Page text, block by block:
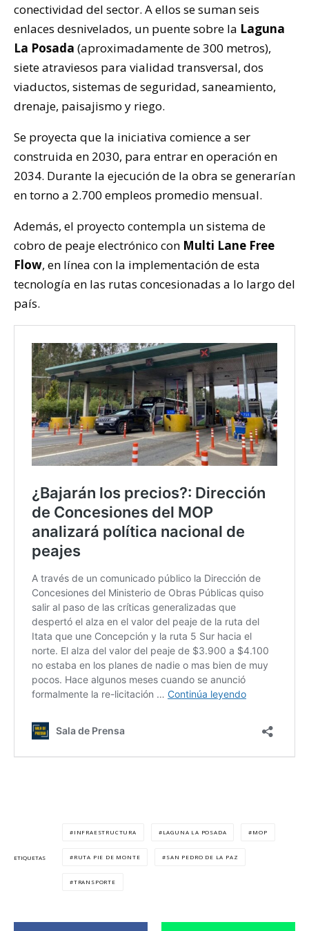
conectividad del sector. A ellos se suman seis
enlaces desnivelados, un puente sobre la Laguna
La Posada (aproximadamente de 300 metros),
siete atraviesos para vialidad transversal, dos
viaductos, sistemas de seguridad, saneamiento,
drenaje, paisajismo y riego.
Se proyecta que la iniciativa comience a ser
construida en 2030, para entrar en operación en
2034. Durante la ejecución de la obra se generarían
en torno a 2.700 empleos promedio mensual.
Además, el proyecto contempla un sistema de
cobro de peaje electrónico con Multi Lane Free
Flow, en línea con la implementación de esta
tecnología en las rutas concesionadas a lo largo del
país.
ETIQUETAS
INFRAESTRUCTURA LAGUNA LA POSADA MOP
RUTA PIE DE MONTE SAN PEDRO DE LA PAZ
TRANSPORTE